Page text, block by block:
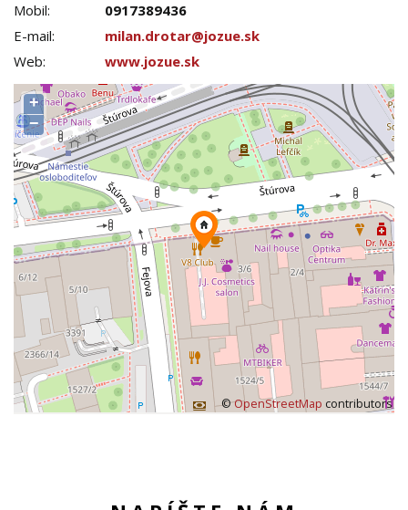
Mobil:
0917389436
E-mail:
milan.drotar@jozue.sk
Web:
www.jozue.sk
+
−
©OpenStreetMap contributors